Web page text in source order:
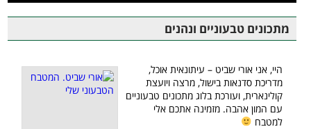
מתכונים טבעוניים ונהנים
היי, אני אורי שביט – עיתונאית אוכל,
מדריכת סדנאות בישול, מרצה ויועצת
קולינארית, ועורכת בלוג מתכונים טבעוניים
עם המון אהבה. מזמינה אתכם אלי
למטבח